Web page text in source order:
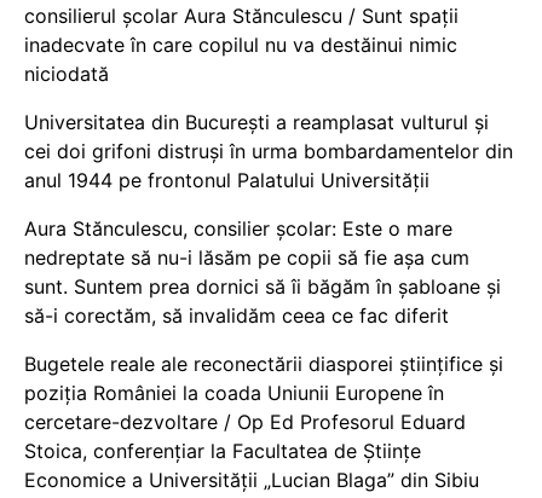
consilierul școlar Aura Stănculescu / Sunt spații
inadecvate în care copilul nu va destăinui nimic
niciodată
Universitatea din București a reamplasat vulturul și
cei doi grifoni distruși în urma bombardamentelor din
anul 1944 pe frontonul Palatului Universității
Aura Stănculescu, consilier școlar: Este o mare
nedreptate să nu-i lăsăm pe copii să fie așa cum
sunt. Suntem prea dornici să îi băgăm în șabloane și
să-i corectăm, să invalidăm ceea ce fac diferit
Bugetele reale ale reconectării diasporei științifice și
poziția României la coada Uniunii Europene în
cercetare-dezvoltare / Op Ed Profesorul Eduard
Stoica, conferențiar la Facultatea de Științe
Economice a Universității „Lucian Blaga” din Sibiu